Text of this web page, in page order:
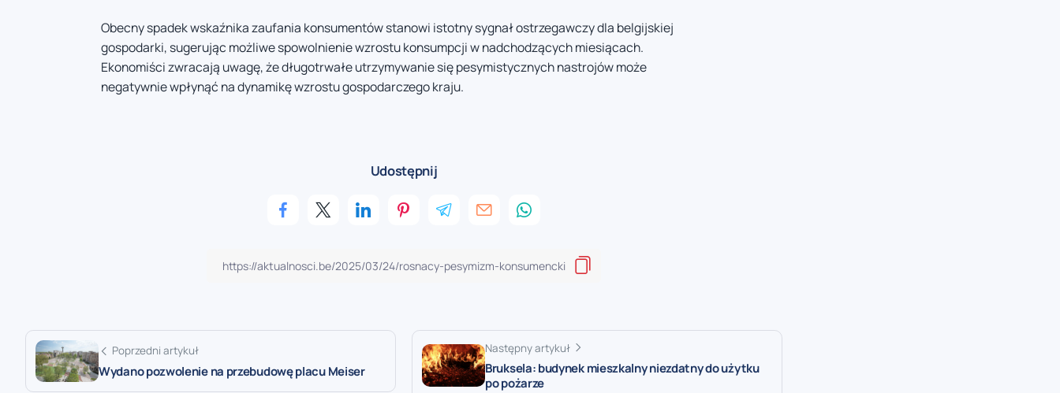
Obecny spadek wskaźnika zaufania konsumentów stanowi istotny sygnał ostrzegawczy dla belgijskiej
gospodarki, sugerując możliwe spowolnienie wzrostu konsumpcji w nadchodzących miesiącach.
Ekonomiści zwracają uwagę, że długotrwałe utrzymywanie się pesymistycznych nastrojów może
negatywnie wpłynąć na dynamikę wzrostu gospodarczego kraju.
Udostępnij
Poprzedni artykuł
Wydano pozwolenie na przebudowę placu Meiser
Następny artykuł
Bruksela: budynek mieszkalny niezdatny do użytku
po pożarze